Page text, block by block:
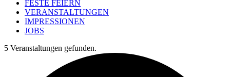
FESTE FEIERN
VERANSTALTUNGEN
IMPRESSIONEN
JOBS
5 Veranstaltungen gefunden.